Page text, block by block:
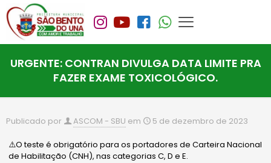
URGENTE: CONTRAN DIVULGA DATA LIMITE PRA
FAZER EXAME TOXICOLÓGICO.
Publicado por ASCOM - SBU em 5 de dezembro de 2023
⚠️O teste é obrigatório para os portadores de Carteira Nacional
de Habilitação (CNH), nas categorias C, D e E.